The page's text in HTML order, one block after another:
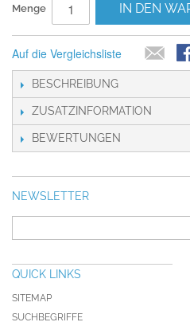
Menge IN DEN
Auf die Vergleichsliste
BESCHREIBUNG
ZUSATZINFORMATION
BEWERTUNGEN
NEWSLETTER
QUICK LINKS
SITEMAP
SUCHBEGRIFFE